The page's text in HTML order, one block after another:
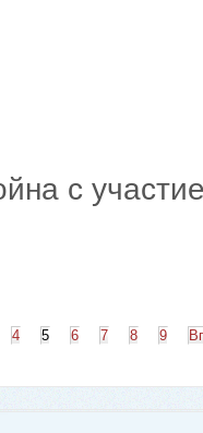
с
4 5 6 7 8 9